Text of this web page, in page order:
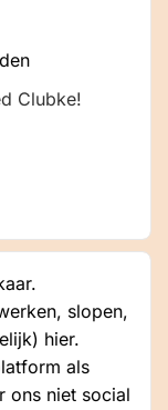
Clubke!
slopen,
hier.
als
ons niet social